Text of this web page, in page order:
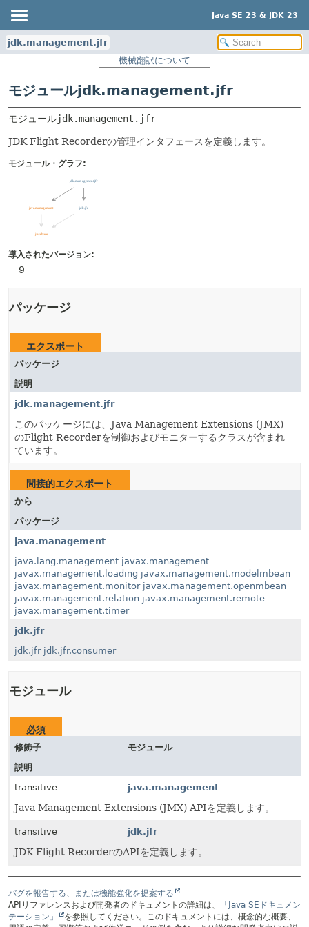
Java SE 23 & JDK 23
jdk.management.jfr
機械翻訳について
モジュールjdk.management.jfr
モジュールjdk.management.jfr
JDK Flight Recorderの管理インタフェースを定義します。
モジュール・グラフ:
導入されたバージョン:
9
パッケージ
エクスポート
パッケージ
説明
jdk.management.jfr
このパッケージには、Java Management Extensions (JMX)
のFlight Recorderを制御およびモニターするクラスが含まれ
ています。
間接的エクスポート
から
パッケージ
java.management
java.lang.management javax.management
javax.management.loading javax.management.modelmbean
javax.management.monitor javax.management.openmbean
javax.management.relation javax.management.remote
javax.management.timer
jdk.jfr
jdk.jfr jdk.jfr.consumer
モジュール
必須
修飾子
モジュール
説明
transitive
java.management
Java Management Extensions (JMX) APIを定義します。
transitive jdk.jfr
JDK Flight RecorderのAPIを定義します。
バグを報告する、または機能強化を提案する
APIリファレンスおよび開発者のドキュメントの詳細は、
「Java SEドキュメン
テーション」
を参照してください。このドキュメントには、概念的な概要、